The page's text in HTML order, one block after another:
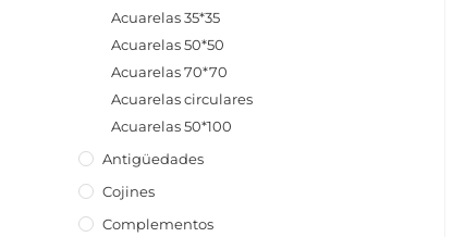
Acuarelas 35*35
Acuarelas 50*50
Acuarelas 70*70
Acuarelas circulares
Acuarelas 50*100
Antigüedades
Cojines
Complementos